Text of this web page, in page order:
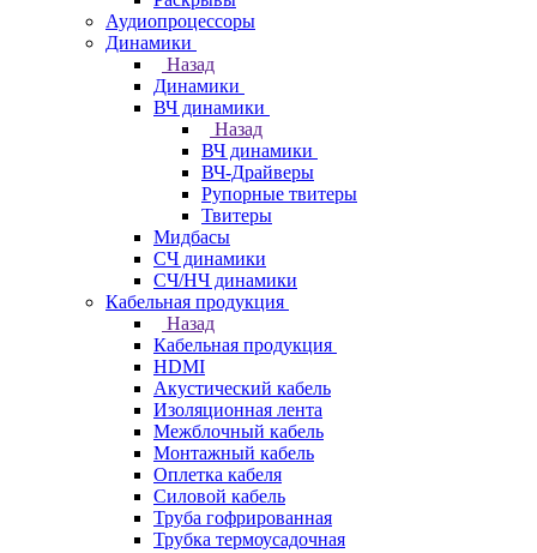
Аудиопроцессоры
Динамики
Назад
Динамики
ВЧ динамики
Назад
ВЧ динамики
ВЧ-Драйверы
Рупорные твитеры
Твитеры
Мидбасы
СЧ динамики
СЧ/НЧ динамики
Кабельная продукция
Назад
Кабельная продукция
HDMI
Акустический кабель
Изоляционная лента
Межблочный кабель
Монтажный кабель
Оплетка кабеля
Силовой кабель
Труба гофрированная
Трубка термоусадочная